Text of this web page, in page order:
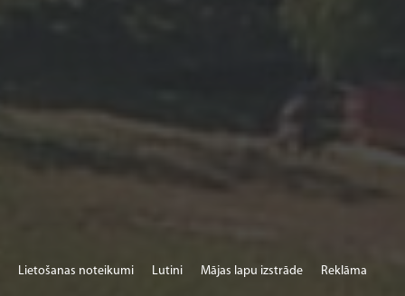
Lietošanas noteikumi Lutini Mājas lapu izstrāde Reklāma